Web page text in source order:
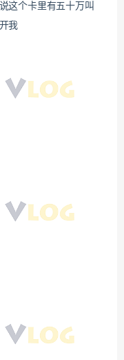
这个卡里有五十万叫
我